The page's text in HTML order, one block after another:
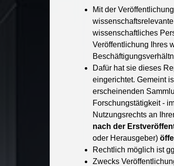
Mit der
wissenschaftliches
Veröffentlichung Ihres
Dafür hat sie dieses
eingerichtet. Gemeint
erscheinenden
Forschungstätigkeit -
Nutzungsrechts an
nach der
oder Herausgeber)
Rechtlich möglich ist
Zwecks